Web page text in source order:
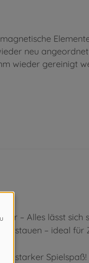
neu
wieder gereinigt
– Alles lässt sich
– ideal für